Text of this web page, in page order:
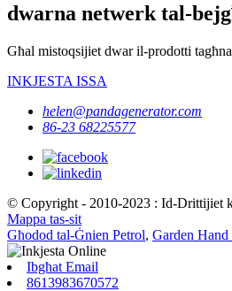
dwarna netwerk tal-
Għal mistoqsijiet dwar il-prodotti
INKJESTA ISSA
helen@pandagenerator.com
86-23 68225577
© Copyright - 2010-2023 : Id-Drittijiet
Mappa tas-sit
Għodod tal-Ġnien Petrol, Garden
Ibgħat Email
8613983670572